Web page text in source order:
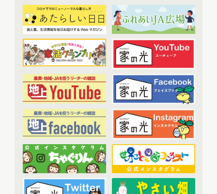
2023年配信(72)
2023年1月配信(6)
2023年2月配信(7)
2023年3月配信(6)
2023年4月配信(6)
2023年5月配信
(6)
2023年6月配信(5)
2023年7月配信(6)
2023年8月配信 (6)
2023年10月配信(6)
2023年11月配信(6)
2023年12月配信(6)
教育文化プランナー (19)
協同の歴史の瞬間(52)
農業・食料ほんとうの話(52)
わたしと協同組合(3)
開催報告(38)
あなたの声をお寄せください (1)
その他(1)
アーカイブ(7)
現代に語り継ぐ賀川豊彦とハル (6)
トップ対談アーカイブ(1)